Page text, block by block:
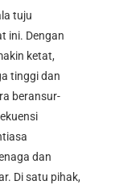
tuju
ini. Dengan
ketat,
tinggi dan
beransur-
dan
Di satu pihak,